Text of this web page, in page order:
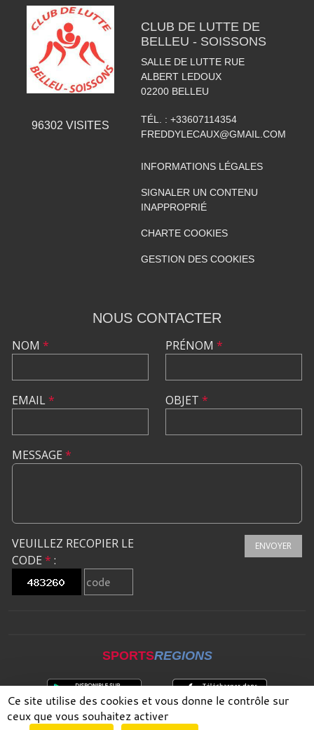
96302 VISITES
CLUB DE LUTTE DE
BELLEU - SOISSONS
SALLE DE LUTTE RUE
ALBERT LEDOUX
02200 BELLEU
TÉL. : +33607114354
FREDDYLECAUX@GMAIL.COM
INFORMATIONS LÉGALES
SIGNALER UN CONTENU
INAPPROPRIÉ
CHARTE COOKIES
GESTION DES COOKIES
NOUS CONTACTER
NOM *
EMAIL*
PRÉNOM *
OBJET *
MESSAGE *
VEUILLEZ RECOPIER LE
CODE * :
ENVOYER
SPORTSREGIONS
Ce site utilise des cookies et vous donne le contrôle sur
ceux que vous souhaitez activer